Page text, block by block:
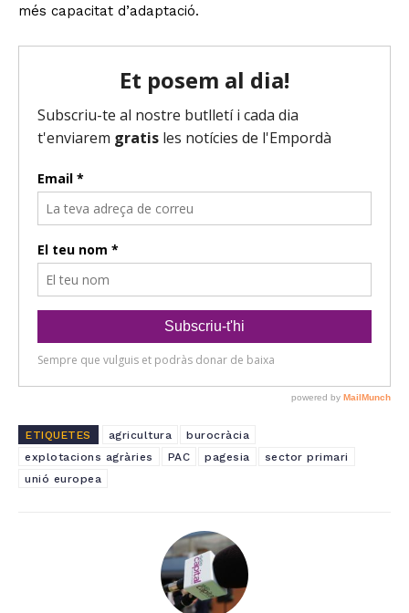
més capacitat d’adaptació.
ETIQUETES agricultura
burocràcia
explotacions agràries
PAC pagesia
sector primari
unió europea